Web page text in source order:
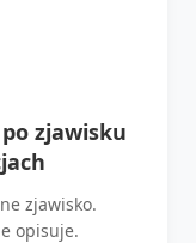
zjawisku
zjawisko.
opisuje.